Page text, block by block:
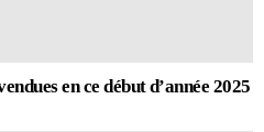
en ce début d’année 2025